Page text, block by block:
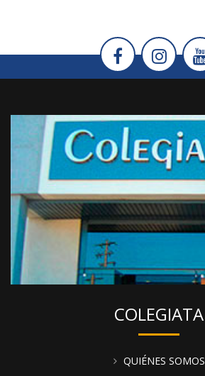
COLEGIATA
QUIÉNES SOMOS